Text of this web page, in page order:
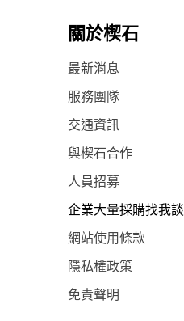
關於楔石
最新消息
服務團隊
交通資訊
與楔石合作
人員招募
企業大量採購找我談
網站使用條款
隱私權政策
免責聲明